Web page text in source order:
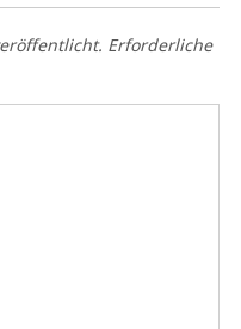
Erforderliche